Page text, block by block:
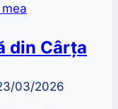
din Cârța
03/2026